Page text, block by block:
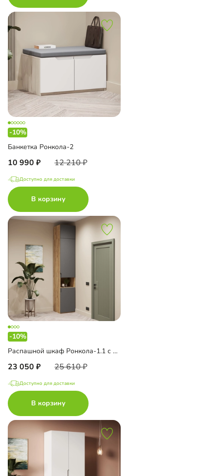
-10%
Банкетка Ронкола-2
10 990 12 210
Доступно для доставки
В корзину
-10%
Распашной шкаф Ронкола-1.1 с антресолью
23 050 25 610
Доступно для доставки
В корзину